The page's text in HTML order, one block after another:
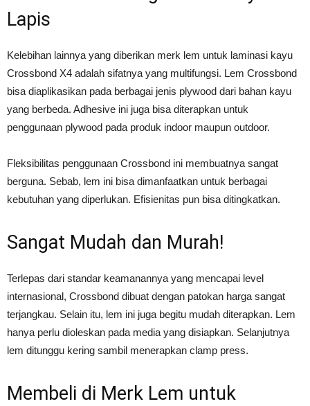
Lapis
Kelebihan lainnya yang diberikan merk lem untuk laminasi kayu
Crossbond X4 adalah sifatnya yang multifungsi. Lem Crossbond
bisa diaplikasikan pada berbagai jenis plywood dari bahan kayu
yang berbeda. Adhesive ini juga bisa diterapkan untuk
penggunaan plywood pada produk indoor maupun outdoor.
Fleksibilitas penggunaan Crossbond ini membuatnya sangat
berguna. Sebab, lem ini bisa dimanfaatkan untuk berbagai
kebutuhan yang diperlukan. Efisienitas pun bisa ditingkatkan.
Sangat Mudah dan Murah!
Terlepas dari standar keamanannya yang mencapai level
internasional, Crossbond dibuat dengan patokan harga sangat
terjangkau. Selain itu, lem ini juga begitu mudah diterapkan. Lem
hanya perlu dioleskan pada media yang disiapkan. Selanjutnya
lem ditunggu kering sambil menerapkan clamp press.
Membeli di Merk Lem untuk